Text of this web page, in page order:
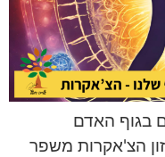
בגוף האדם
הצ'אקרות משפר